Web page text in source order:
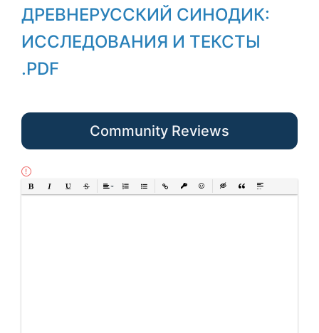
ДРЕВНЕРУССКИЙ СИНОДИК:
ИССЛЕДОВАНИЯ И ТЕКСТЫ
.PDF
Community Reviews
Bold Italic UnderlineStrikethrough
AlignOrdered List
Unordered List
Insert LinkInsert protected link
EmoticonsInsert hidden text
Insert Quote
Insert spoiler